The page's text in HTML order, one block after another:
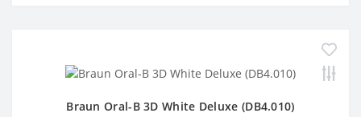
Braun Oral-B 3D White Deluxe (DB4.010)